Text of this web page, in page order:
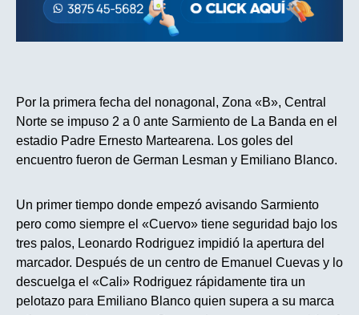
Por la primera fecha del nonagonal, Zona «B», Central
Norte se impuso 2 a 0 ante Sarmiento de La Banda en el
estadio Padre Ernesto Martearena. Los goles del
encuentro fueron de German Lesman y Emiliano Blanco.
Un primer tiempo donde empezó avisando Sarmiento
pero como siempre el «Cuervo» tiene seguridad bajo los
tres palos, Leonardo Rodriguez impidió la apertura del
marcador. Después de un centro de Emanuel Cuevas y lo
descuelga el «Cali» Rodriguez rápidamente tira un
pelotazo para Emiliano Blanco quien supera a su marca